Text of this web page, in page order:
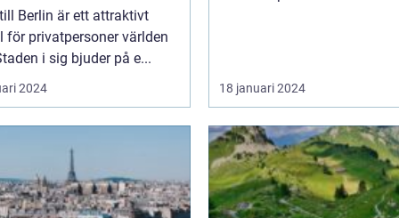
Berlin är ett attraktivt
för privatpersoner världen
i sig bjuder på e...
2024 18 januari 2024